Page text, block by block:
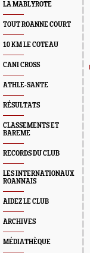
LA MABLYROTE
TOUT ROANNE COURT
10 KM LE COTEAU
CANI CROSS
ATHLE-SANTE
RÉSULTATS
CLASSEMENTS ET
BAREME
RECORDS DU CLUB
LES INTERNATIONAUX
ROANNAIS
AIDEZ LE CLUB
ARCHIVES
MÉDIATHÈQUE